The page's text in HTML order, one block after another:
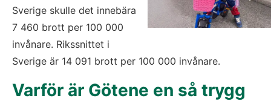
Sverige skulle det innebära
7 460 brott per 100 000
invånare. Rikssnittet i
Sverige är 14 091 brott per 100 000 invånare.
Varför är Götene en så trygg